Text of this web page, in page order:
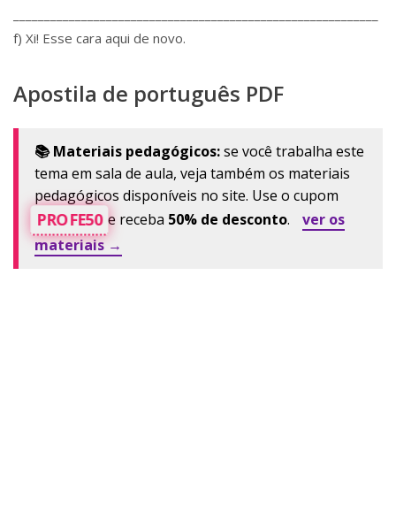
f) Xi! Esse cara aqui de novo.
Apostila de português PDF
📚 Materiais pedagógicos:se você trabalha este
tema em sala de aula, veja também os materiais
pedagógicos disponíveis no site. Use o cupom
PROFE50 e receba 50% de desconto.
ver os
materiais →